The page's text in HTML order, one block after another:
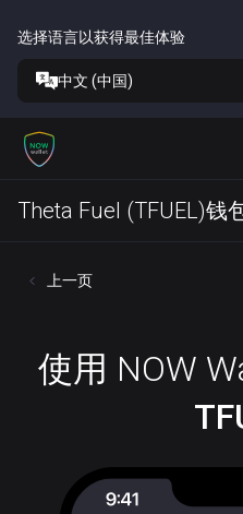
选择语言以获得最佳体验
中文 (中国)
Theta Fuel (TFUEL)钱
上一页
使用 NOW